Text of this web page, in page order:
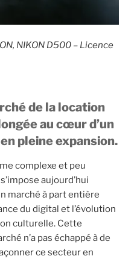
NIKON D500 – Licence
de la location
au cœur d’un
pleine expansion.
complexe et peu
aujourd’hui
marché à part entière
du digital et l’évolution
culturelle. Cette
n’a pas échappé à de
ce secteur en